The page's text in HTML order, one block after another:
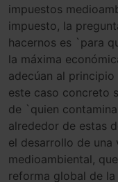
impuestos
impuesto, la
hacernos es `para
la máxima
adecúan al
este caso concreto
de `quien
alrededor de estas
el desarrollo de una
medioambiental,
reforma global de